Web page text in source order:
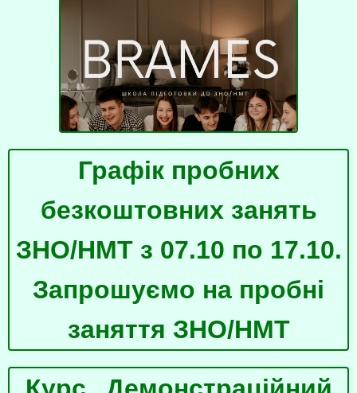
Графік пробних
безкоштовних занять
ЗНО/НМТ з 07.10 по 17.10.
Запрошуємо на пробні
заняття ЗНО/НМТ